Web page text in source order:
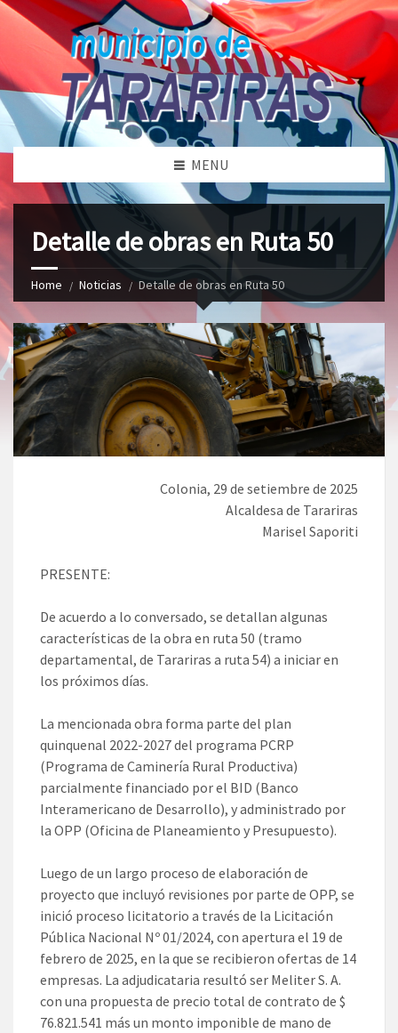
MENU
Detalle de obras en Ruta 50
Home Noticias Detalle de obras en Ruta 50
Colonia, 29 de setiembre de 2025
Alcaldesa de Tarariras
Marisel Saporiti
PRESENTE:
De acuerdo a lo conversado, se detallan algunas
características de la obra en ruta 50 (tramo
departamental, de Tarariras a ruta 54) a iniciar en
los próximos días.
La mencionada obra forma parte del plan
quinquenal 2022-2027 del programa PCRP
(Programa de Caminería Rural Productiva)
parcialmente financiado por el BID (Banco
Interamericano de Desarrollo), y administrado por
la OPP (Oficina de Planeamiento y Presupuesto).
Luego de un largo proceso de elaboración de
proyecto que incluyó revisiones por parte de OPP, se
inició proceso licitatorio a través de la Licitación
Pública Nacional Nº 01/2024, con apertura el 19 de
febrero de 2025, en la que se recibieron ofertas de 14
empresas. La adjudicataria resultó ser Meliter S. A.
con una propuesta de precio total de contrato de $
76.821.541 más un monto imponible de mano de